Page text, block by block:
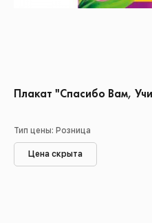
Плакат "Спасибо Вам,
Тип цены: Розница
Цена скрыта